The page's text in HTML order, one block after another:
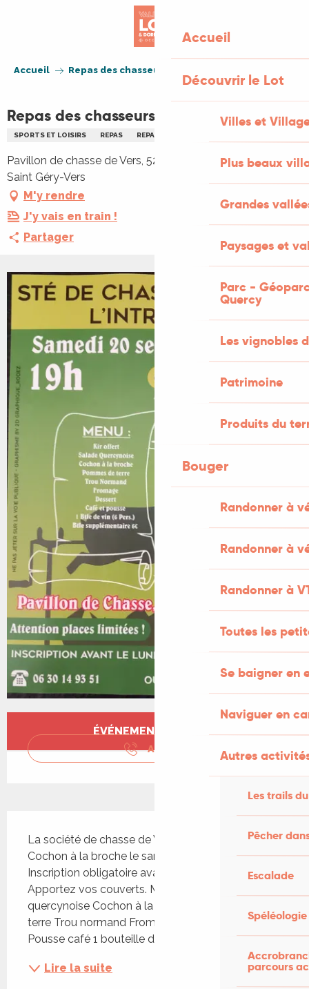
Accueil
Découvrir le Lot
Villes et
Plus beaux
Grandes
Paysages et
Parc -
Quercy
Les vignobles
Patrimoine
Produits du
Bouger
Randonner à
Randonner à
Randonner à
Toutes les
Se baigner en
Naviguer en
Autres
Les trails
Pêcher
Escalade
Spéléologie
parcours
Accueil Repas des chasseurs de Vers
Repas des chasseurs de Vers
SPORTS ET LOISIRS REPAS REPAS
Pavillon de chasse de Vers, 525 mas de Cravol, 46330
Saint Géry-Vers
M'y rendre
J'y vais en train !
Partager
Ouverture et coordonnées
ÉVÉNEMENT TERMINÉ
APPELER
La société de chasse de Vers propose un repas
Cochon à la broche le samedi 20 septembre.
Inscription obligatoire avant le 15 septembre.
Apportez vos couverts. Menu: Kir offert Salade
quercynoise Cochon à la broche, pommes de
terre Trou normand Fromage Dessert Café
Pousse café 1 bouteille de vin...
Lire la suite